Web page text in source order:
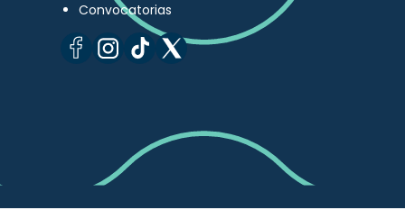
Convocatorias